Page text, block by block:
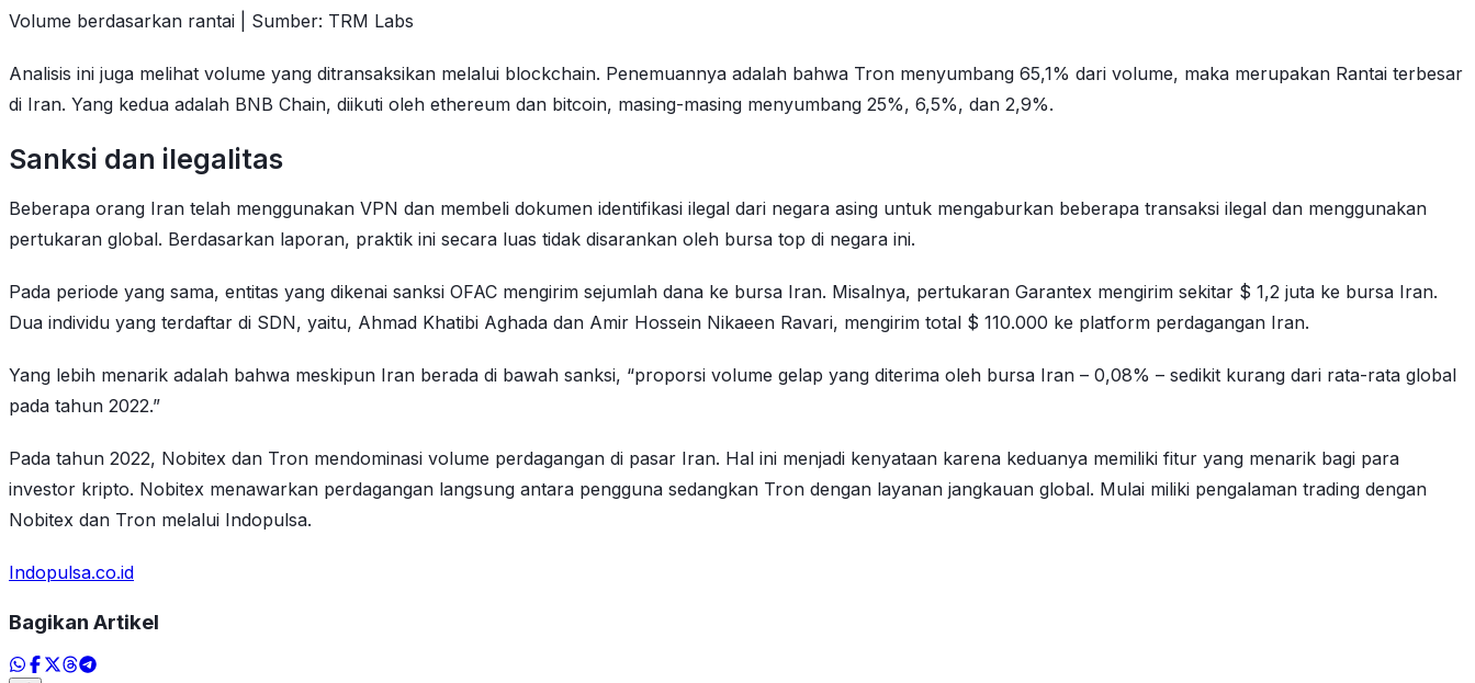
Volume berdasarkan rantai | Sumber: TRM Labs
Analisis ini juga melihat volume yang ditransaksikan melalui blockchain. Penemuannya adalah bahwa Tron menyumbang 65,1% dari volume, maka merupakan Rantai terbesar
di Iran. Yang kedua adalah BNB Chain, diikuti oleh ethereum dan bitcoin, masing-masing menyumbang 25%, 6,5%, dan 2,9%.
Sanksi dan ilegalitas
Beberapa orang Iran telah menggunakan VPN dan membeli dokumen identifikasi ilegal dari negara asing untuk mengaburkan beberapa transaksi ilegal dan menggunakan
pertukaran global. Berdasarkan laporan, praktik ini secara luas tidak disarankan oleh bursa top di negara ini.
Pada periode yang sama, entitas yang dikenai sanksi OFAC mengirim sejumlah dana ke bursa Iran. Misalnya, pertukaran Garantex mengirim sekitar $ 1,2 juta ke bursa Iran.
Dua individu yang terdaftar di SDN, yaitu, Ahmad Khatibi Aghada dan Amir Hossein Nikaeen Ravari, mengirim total $ 110.000 ke platform perdagangan Iran.
Yang lebih menarik adalah bahwa meskipun Iran berada di bawah sanksi, “proporsi volume gelap yang diterima oleh bursa Iran – 0,08% – sedikit kurang dari rata-rata global
pada tahun 2022.”
Pada tahun 2022, Nobitex dan Tron mendominasi volume perdagangan di pasar Iran. Hal ini menjadi kenyataan karena keduanya memiliki fitur yang menarik bagi para
investor kripto. Nobitex menawarkan perdagangan langsung antara pengguna sedangkan Tron dengan layanan jangkauan global. Mulai miliki pengalaman trading dengan
Nobitex dan Tron melalui Indopulsa.
Indopulsa.co.id
Bagikan Artikel